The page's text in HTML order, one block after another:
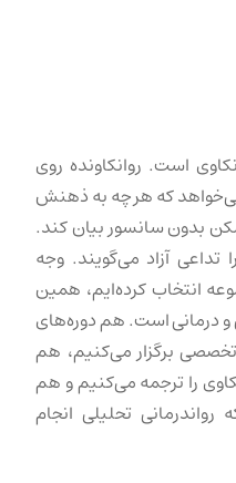
است. روانکاونده روی
می‌خواهد که هر چه به ذهنش
بدون سانسور بیان کند.
تداعی آزاد می‌گویند. وجه
انتخاب کرده‌ایم، همین
درمانی است. هم دوره‌های
برگزار می‌کنیم، هم
را ترجمه می‌کنیم و هم
تحلیلی انجام